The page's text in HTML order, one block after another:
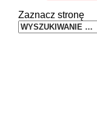
Zaznacz stronę